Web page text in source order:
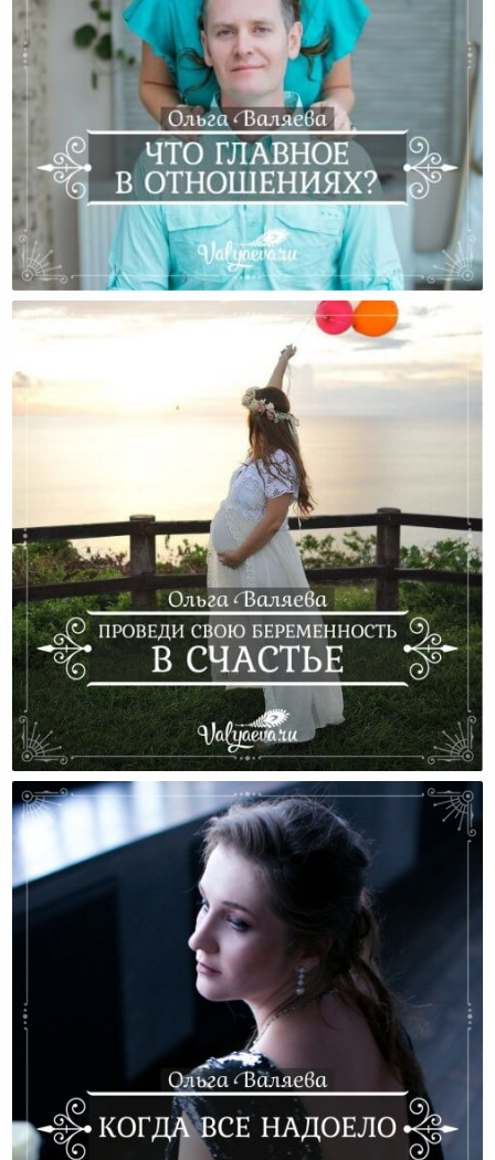
Что Главное В Отношениях?
Проведи Свою Беременность В Счастье